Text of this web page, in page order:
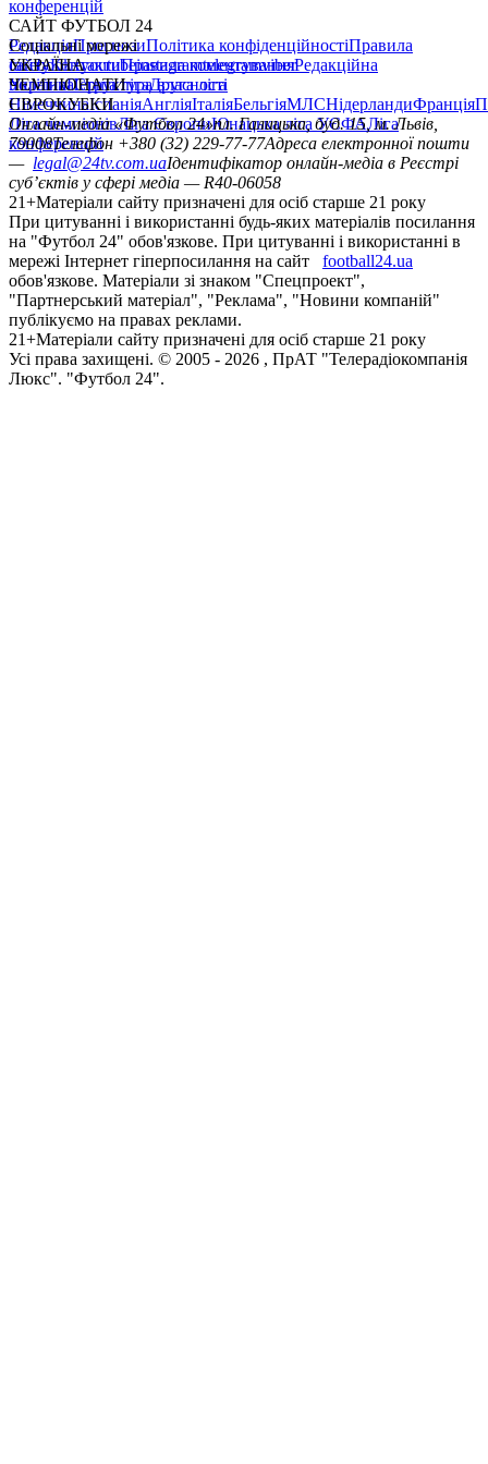
конференцій
САЙТ ФУТБОЛ 24
РедакціяПрогнозиПолітика конфіденційностіПравила
сайтуКонтактиПравила коментуванняРедакційна
політикаСтруктура власності
Соціальні мережі
facebookxyoutubeinstagramtelegramviber
УКРАЇНА
УкраїнаПерша лігаДруга ліга
ЧЕМПІОНАТИ
НімеччинаІспаніяАнгліяІталіяБельгіяМЛСНідерландиФранція
ЄВРОКУБКИ
Ліга чемпіонівЛіга ЄвропиЮнацька ліга УЄФАЛіга
конференцій
Онлайн-медіа «Футбол 24»пл. Галицька, буд. 15, м. Львів,
79008Телефон +380 (32) 229-77-77Адреса електронної пошти
— legal@24tv.com.uaІдентифікатор онлайн-медіа в Реєстрі
суб’єктів у сфері медіа — R40-06058
21+Матеріали сайту призначені для осіб старше 21 року
При цитуванні і використанні будь-яких матеріалів посилання
на "Футбол 24" обов'язкове. При цитуванні і використанні в
мережі Інтернет гіперпосилання на сайт
football24.ua
обов'язкове. Матеріали зі знаком "Спецпроект",
"Партнерський матеріал", "Реклама", "Новини компаній"
публікуємо на правах реклами.
21+Матеріали сайту призначені для осіб старше 21 року
Усi права захищенi. © 2005 - 2026 , ПрАТ "Телерадіокомпанія
Люкс". "Футбол 24".